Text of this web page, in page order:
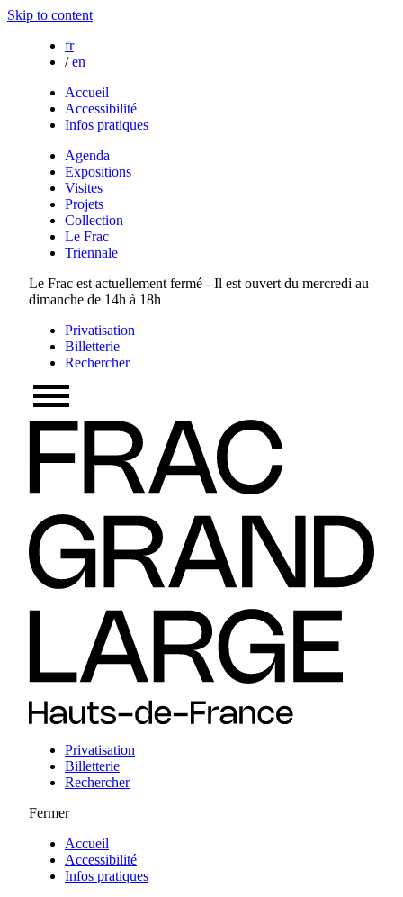
Skip to content
fr
/ en
Accueil
Accessibilité
Infos pratiques
Agenda
Expositions
Visites
Projets
Collection
Le Frac
Triennale
Le Frac est actuellement fermé - Il est ouvert du mercredi au
dimanche de 14h à 18h
Privatisation
Billetterie
Rechercher
Privatisation
Billetterie
Rechercher
Fermer
Accueil
Accessibilité
Infos pratiques